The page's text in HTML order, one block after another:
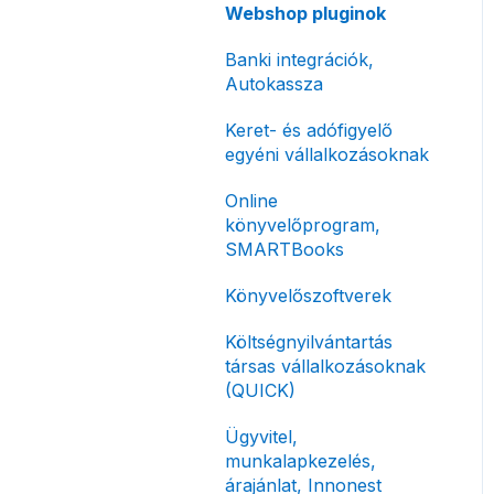
korlátozás
Fizetési módok
számlagenerálás
műveletek
számlakibocsátás /
Önszámlázás
megoldások
Archiválás
Postai szolgáltatás
Évzárás #free
csomagban
Előlegszámla, végszámla
E-számla
Devizás és idegen nyelvű
Számla piszkozat
Webshop pluginok
Banki integrációk,
Autokassza
Keret- és adófigyelő
egyéni vállalkozásoknak
Online
könyvelőprogram,
SMARTBooks
Könyvelőszoftverek
Költségnyilvántartás
társas vállalkozásoknak
(QUICK)
Ügyvitel,
munkalapkezelés,
árajánlat, Innonest